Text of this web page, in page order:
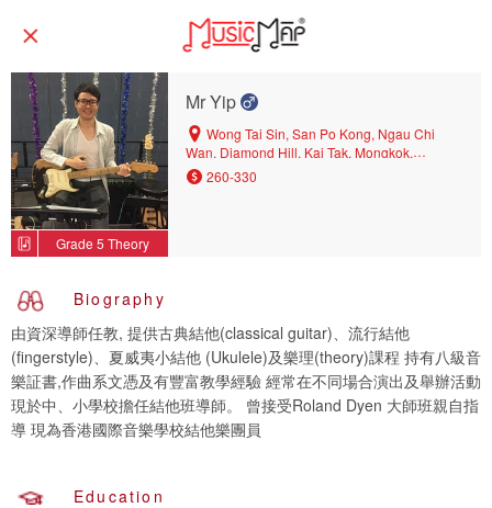
Grade 5 Theory
Mr Yip
Wong Tai Sin, San Po Kong, Ngau Chi
Wan, Diamond Hill, Kai Tak, Mongkok,
Kowloon City, Kwun Tong, Ngau Tau Kok,
Hung Hom, Kowloon Bay, Yau Tong, Tsz Wan
260-330
Biography
由資深導師任教, 提供古典結他(classical guitar)、流行結他
(fingerstyle)、夏威夷小結他 (Ukulele)及樂理(theory)課程 持有八級音
樂証書,作曲系文憑及有豐富教學經驗 經常在不同場合演出及舉辦活動
現於中、小學校擔任結他班導師。 曾接受Roland Dyen 大師班親自指
導 現為香港國際音樂學校結他樂團員
Education